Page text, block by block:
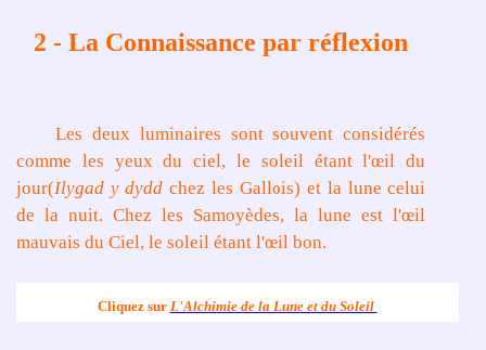
2 - La Connaissance par réflexion
Les deux luminaires sont souvent considérés
comme les yeux du ciel, le soleil étant l'œil du
jour(Ilygad y dydd chez les Gallois) et la lune celui
de la nuit. Chez les Samoyèdes, la lune est l'œil
mauvais du Ciel, le soleil étant l'œil bon.
Cliquez sur L'Alchimie de la Lune et du Soleil